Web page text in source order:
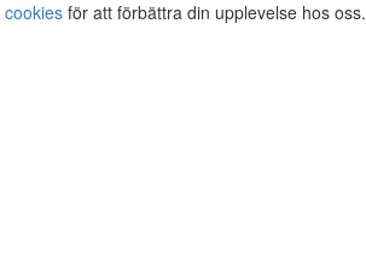
cookies för att förbättra din upplevelse hos oss.